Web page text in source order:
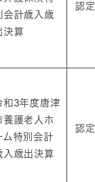
会計歳入歳
決算
認定
和3年度唐津
養護老人ホ
ム特別会計
入歳出決算
認定